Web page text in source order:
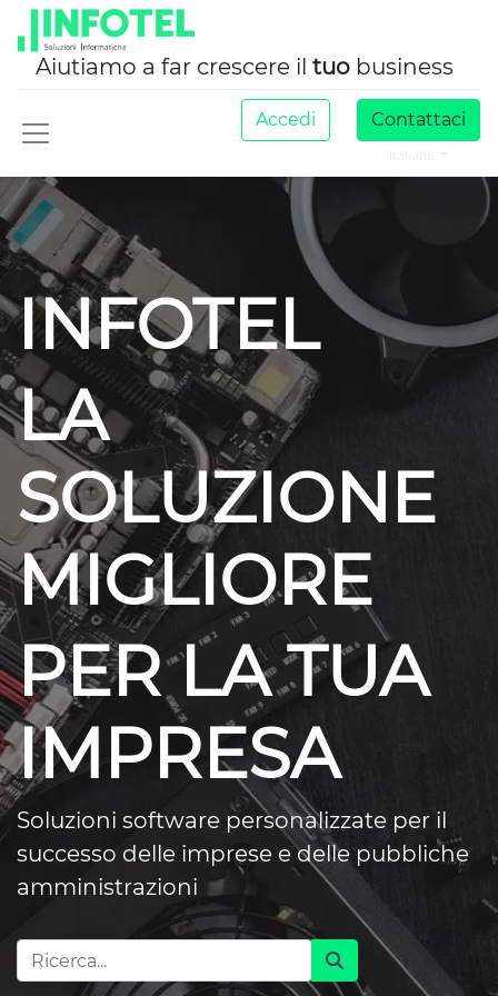
Aiutiamo a far crescere il tuo business
Accedi Contattaci
INFOTEL
LA
SOLUZIONE
MIGLIORE
PER LA TUA
IMPRESA
Soluzioni software personalizzate per il
successo delle imprese e delle pubbliche
amministrazioni